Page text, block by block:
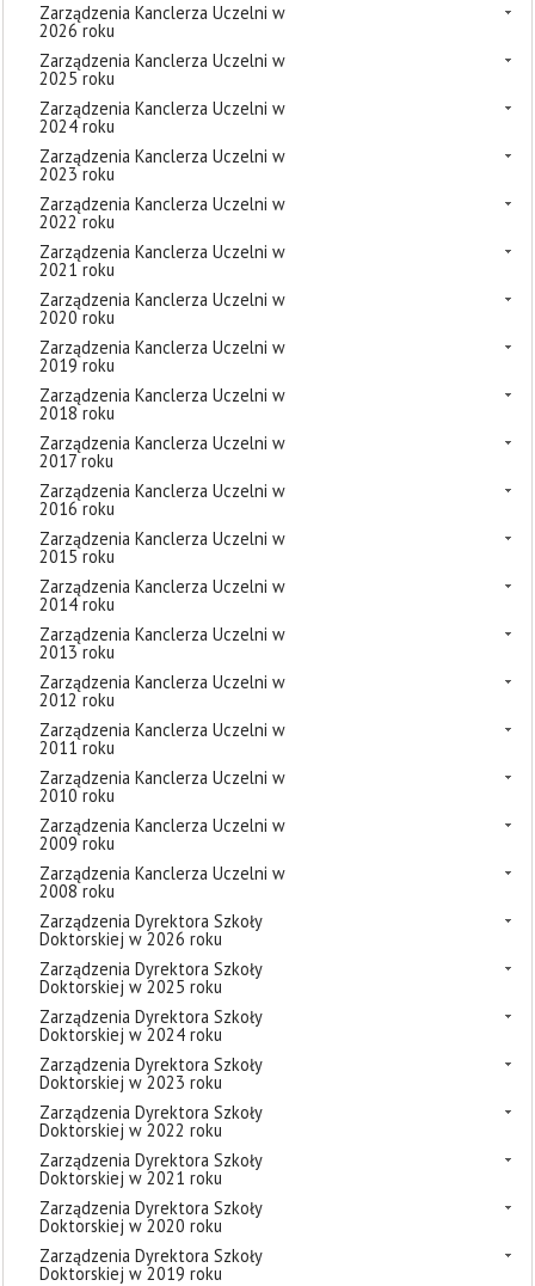
Zarządzenia Kanclerza Uczelni w
2026 roku
Zarządzenia Kanclerza Uczelni w
2025 roku
Zarządzenia Kanclerza Uczelni w
2024 roku
Zarządzenia Kanclerza Uczelni w
2023 roku
Zarządzenia Kanclerza Uczelni w
2022 roku
Zarządzenia Kanclerza Uczelni w
2021 roku
Zarządzenia Kanclerza Uczelni w
2020 roku
Zarządzenia Kanclerza Uczelni w
2019 roku
Zarządzenia Kanclerza Uczelni w
2018 roku
Zarządzenia Kanclerza Uczelni w
2017 roku
Zarządzenia Kanclerza Uczelni w
2016 roku
Zarządzenia Kanclerza Uczelni w
2015 roku
Zarządzenia Kanclerza Uczelni w
2014 roku
Zarządzenia Kanclerza Uczelni w
2013 roku
Zarządzenia Kanclerza Uczelni w
2012 roku
Zarządzenia Kanclerza Uczelni w
2011 roku
Zarządzenia Kanclerza Uczelni w
2010 roku
Zarządzenia Kanclerza Uczelni w
2009 roku
Zarządzenia Kanclerza Uczelni w
2008 roku
Zarządzenia Dyrektora Szkoły
Doktorskiej w 2026 roku
Zarządzenia Dyrektora Szkoły
Doktorskiej w 2025 roku
Zarządzenia Dyrektora Szkoły
Doktorskiej w 2024 roku
Zarządzenia Dyrektora Szkoły
Doktorskiej w 2023 roku
Zarządzenia Dyrektora Szkoły
Doktorskiej w 2022 roku
Zarządzenia Dyrektora Szkoły
Doktorskiej w 2021 roku
Zarządzenia Dyrektora Szkoły
Doktorskiej w 2020 roku
Zarządzenia Dyrektora Szkoły
Doktorskiej w 2019 roku